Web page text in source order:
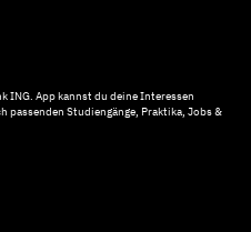
ING. App kannst du deine Interessen
passenden Studiengänge, Praktika, Jobs &